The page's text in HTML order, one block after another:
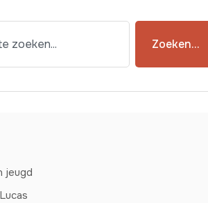
Zoeken...
jeugd